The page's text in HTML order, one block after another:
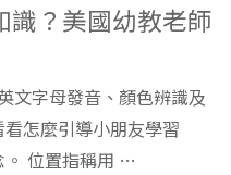
識？美國幼教老師
文字母發音、顏色辨識及
怎麼引導小朋友學習
。 位置指稱用 …